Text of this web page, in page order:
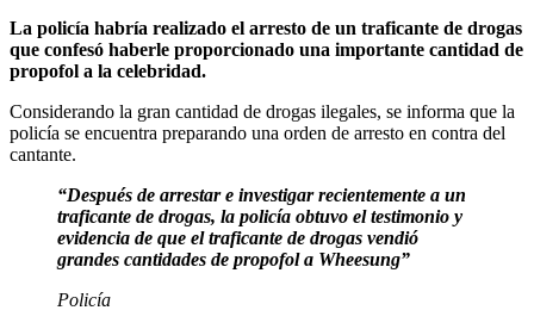
La policía habría realizado el arresto de un traficante de drogas
que confesó haberle proporcionado una importante cantidad de
propofol a la celebridad.
Considerando la gran cantidad de drogas ilegales, se informa que la
policía se encuentra preparando una orden de arresto en contra del
cantante.
“Después de arrestar e investigar recientemente a un
traficante de drogas, la policía obtuvo el testimonio y
evidencia de que el traficante de drogas vendió
grandes cantidades de propofol a Wheesung”
Policía